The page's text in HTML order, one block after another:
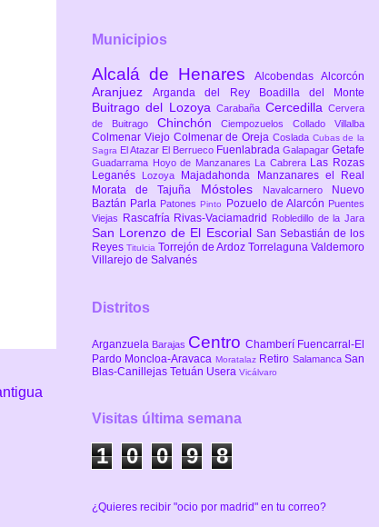
Municipios
Alcalá de Henares Alcobendas Alcorcón
AranjuezArganda del Rey Boadilla del Monte
Buitrago del LozoyaCarabaña CercedillaCervera
de Buitrago ChinchónCiempozuelosCollado Villalba
Colmenar Viejo Colmenar de Oreja Coslada Cubas de la
Sagra El Atazar El Berrueco Fuenlabrada Galapagar Getafe
Guadarrama Hoyo de Manzanares La Cabrera Las Rozas
Leganés
Lozoya Majadahonda
Manzanares el Real
Morata de Tajuña Móstoles Navalcarnero
Nuevo
Baztán Parla PatonesPinto Pozuelo de Alarcón Puentes
Viejas
Rascafría Rivas-Vaciamadrid Robledillo de la Jara
San Lorenzo de El Escorial San Sebastián de los
Reyes Titulcia Torrejón de Ardoz Torrelaguna Valdemoro
Villarejo de Salvanés
Distritos
Arganzuela Barajas Centro Chamberí Fuencarral-El
Pardo Moncloa-Aravaca Moratalaz Retiro SalamancaSan
Blas-Canillejas Tetuán Usera Vicálvaro
Visitas última semana
1 0 0 9 8
¿Quieres recibir "ocio por madrid" en tu correo?